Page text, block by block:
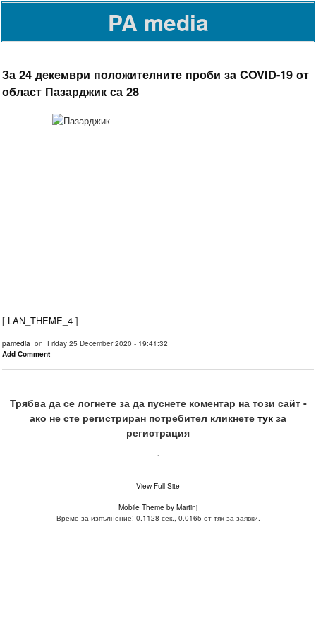
PA media
За 24 декември положителните проби за COVID-19 от
област Пазарджик са 28
[ LAN_THEME_4 ]
pamedia on Friday 25 December 2020 - 19:41:32
Add Comment
Трябва да се логнете за да пуснете коментар на този сайт -
ако не сте регистриран потребител кликнете тук за
регистрация
.
View Full Site
Mobile Theme by Martinj
Време за изпълнение: 0.1128 сек., 0.0165 от тях за заявки.